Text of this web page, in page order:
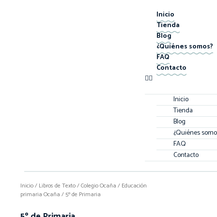
Inicio
Tienda
Blog
¿Quiénes somos?
FAQ
Contacto
Inicio
Tienda
Blog
¿Quiénes
FAQ
Contacto
Inicio/ Libros de Texto/Colegio Ocaña / Educación
primaria Ocaña / 5º de Primaria